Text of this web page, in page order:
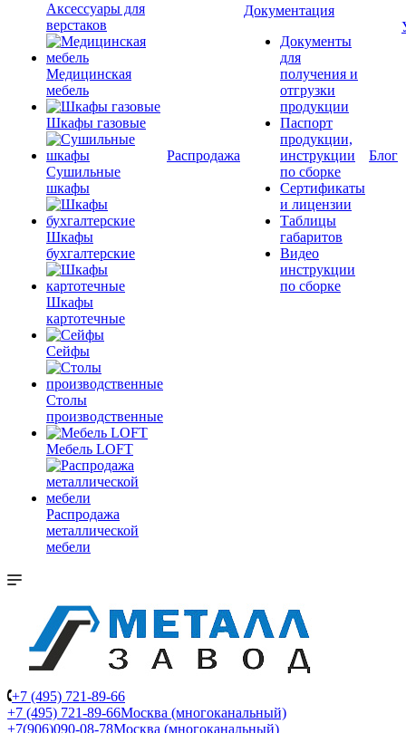
Аксессуары для
верстаков
Медицинская
мебель
Шкафы газовые
Сушильные
шкафы
Шкафы
бухгалтерские
Шкафы
картотечные
Сейфы
Столы
производственные
Мебель LOFT
Распродажа
металлической
мебели
Распродажа
Документация
Документы
для
получения и
отгрузки
продукции
Паспорт
продукции,
инструкции
по сборке
Сертификаты
и лицензии
Таблицы
габаритов
Видео
инструкции
по сборке
Блог
+7 (495) 721-89-66
+7 (495) 721-89-66Москва (многоканальный)
+7(906)090-08-78Москва (многоканальный)